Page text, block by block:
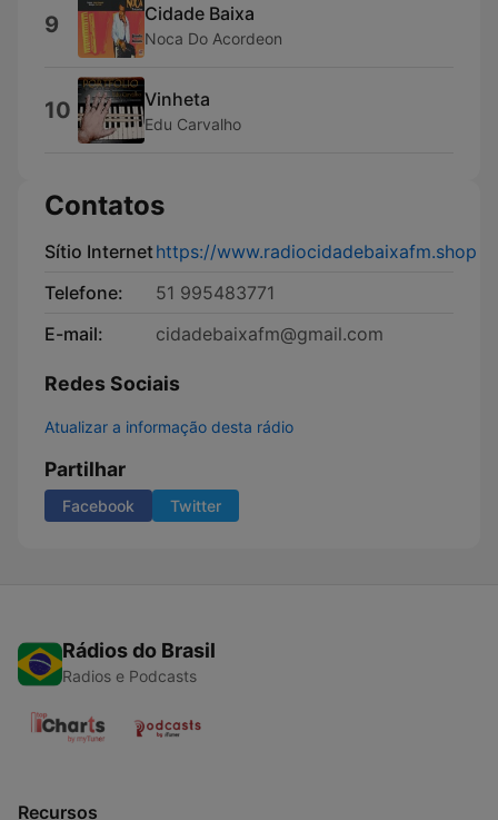
9 Cidade Baixa
Noca Do Acordeon
10 Vinheta
Edu Carvalho
Contatos
Sítio Internethttps://www.radiocidadebaixafm.shop
Telefone:
51 995483771
E-mail:
cidadebaixafm@gmail.com
Redes Sociais
Atualizar a informação desta rádio
Partilhar
Facebook Twitter
Rádios do Brasil
Radios e Podcasts
Recursos